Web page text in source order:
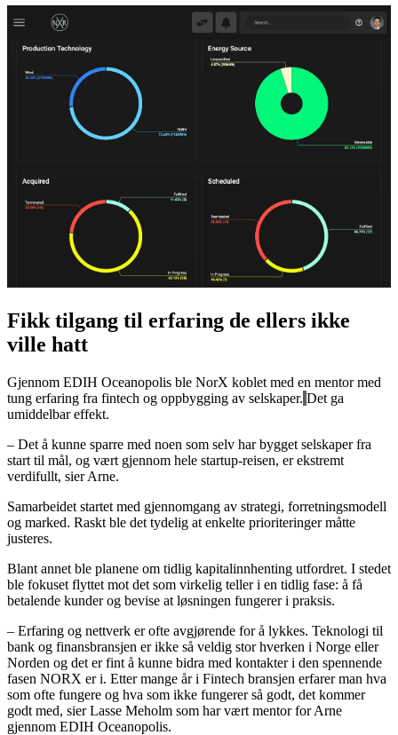
Fikk tilgang til erfaring de ellers ikke
ville hatt
Gjennom EDIH Oceanopolis ble NorX koblet med en mentor med
tung erfaring fra fintech og oppbygging av selskaper. Det ga
umiddelbar effekt.
– Det å kunne sparre med noen som selv har bygget selskaper fra
start til mål, og vært gjennom hele startup-reisen, er ekstremt
verdifullt, sier Arne.
Samarbeidet startet med gjennomgang av strategi, forretningsmodell
og marked. Raskt ble det tydelig at enkelte prioriteringer måtte
justeres.
Blant annet ble planene om tidlig kapitalinnhenting utfordret. I stedet
ble fokuset flyttet mot det som virkelig teller i en tidlig fase: å få
betalende kunder og bevise at løsningen fungerer i praksis.
– Erfaring og nettverk er ofte avgjørende for å lykkes. Teknologi til
bank og finansbransjen er ikke så veldig stor hverken i Norge eller
Norden og det er fint å kunne bidra med kontakter i den spennende
fasen NORX er i. Etter mange år i Fintech bransjen erfarer man hva
som ofte fungere og hva som ikke fungerer så godt, det kommer
godt med, sier Lasse Meholm som har vært mentor for Arne
gjennom EDIH Oceanopolis.